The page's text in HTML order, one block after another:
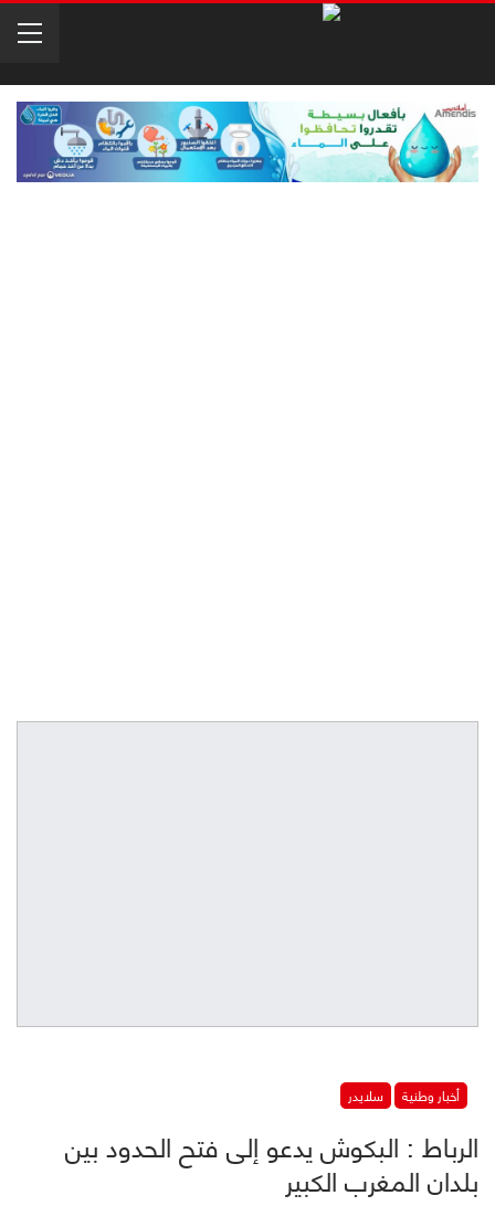
أخبار وطنية سلايدر
الرباط : البكوش يدعو إلى فتح الحدود بين
بلدان المغرب الكبير